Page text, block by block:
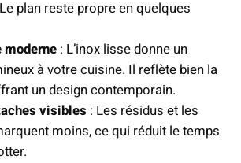
plan reste propre en quelques
moderne : L’inox lisse donne un
à votre cuisine. Il reflète bien la
un design contemporain.
visibles : Les résidus et les
moins, ce qui réduit le temps